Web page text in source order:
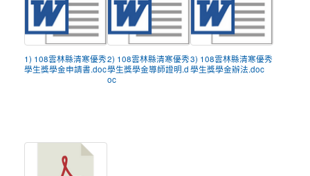
1) 108雲林縣清寒優秀
學生獎學金申請書.doc
2) 108雲林縣清寒優秀
學生獎學金導師證明.d
oc
3) 108雲林縣清寒優秀
學生獎學金辦法.doc